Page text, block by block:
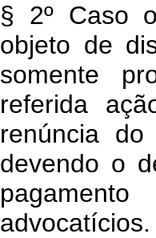
§ 2º Caso
objeto de
somente
referida
renúncia
devendo o
advocatícios.